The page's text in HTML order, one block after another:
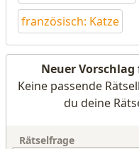
französisch: Katze
Neuer Vorschlag
Keine passende
du deine
Rätselfrage